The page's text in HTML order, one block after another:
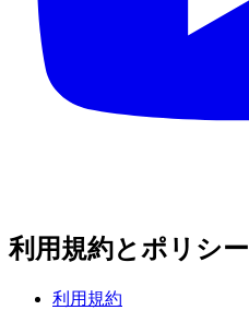
利用規約とポリシー
利用規約